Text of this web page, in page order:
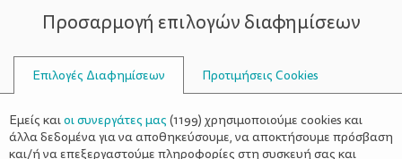
ΣΥΜΒΟΥΛΟΙ
ΑΠΟΓΕΊΩΣΗ
Προσαρμογή επιλογών διαφημίσεων
Επιλογές Διαφημίσεων Προτιμήσεις Cookies
Εμείς καιοι συνεργάτες μας (1199) χρησιμοποιούμε cookies και
άλλα δεδομένα για να αποθηκεύσουμε, να αποκτήσουμε πρόσβαση
και/ή να επεξεργαστούμε πληροφορίες στη συσκευή σας και